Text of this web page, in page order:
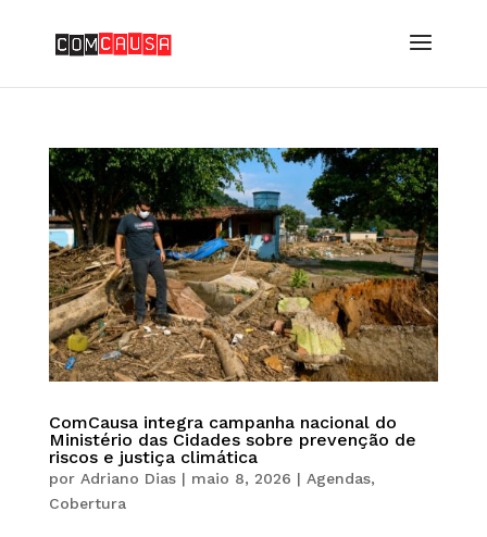
ComCausa integra campanha nacional do
Ministério das Cidades sobre prevenção de
riscos e justiça climática
por Adriano Dias| maio 8, 2026 | Agendas,
Cobertura